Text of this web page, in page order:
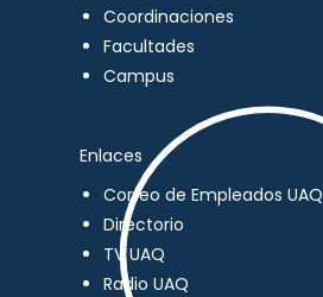
Coordinaciones
Facultades
Campus
Enlaces
Correo de Empleados UAQ
Directorio
TV UAQ
Radio UAQ